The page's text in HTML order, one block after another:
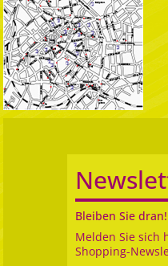
Bleiben Sie dran!
Melden Sie sich
Shopping-